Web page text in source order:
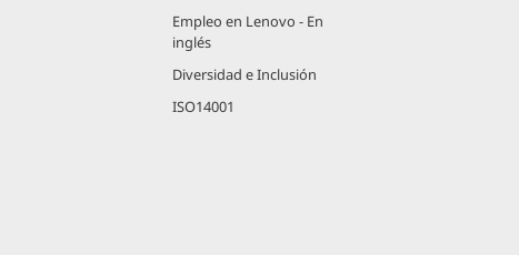
Empleo en Lenovo - En
inglés
Diversidad e Inclusión
ISO14001